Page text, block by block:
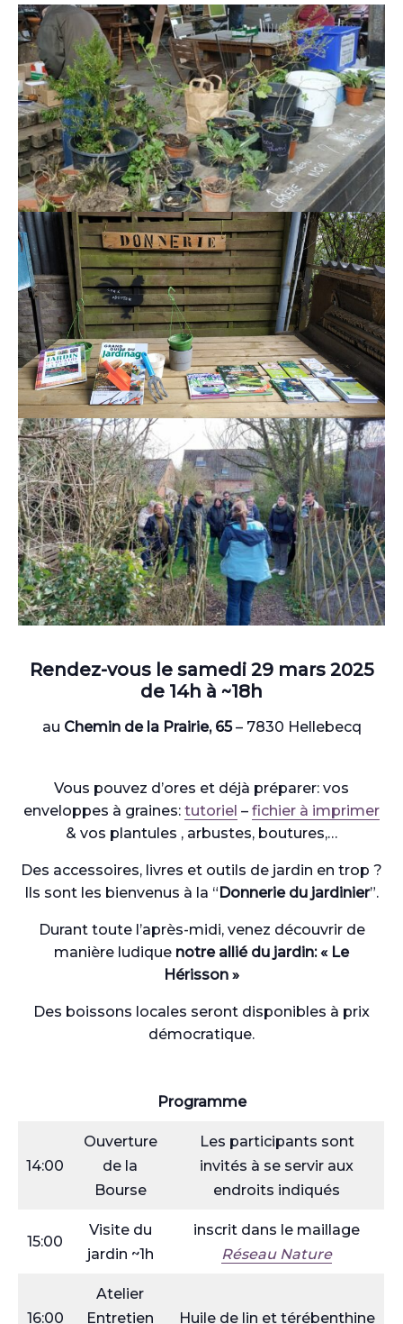
Rendez-vous le samedi 29 mars 2025
de 14h à ~18h
au Chemin de la Prairie, 65– 7830 Hellebecq
Vous pouvez d’ores et déjà préparer: vos
enveloppes à graines: tutoriel – fichier à imprimer
& vos plantules , arbustes, boutures,…
Des accessoires, livres et outils de jardin en trop ?
Ils sont les bienvenus à la “Donnerie du jardinier”.
Durant toute l’après-midi, venez découvrir de
manière ludique notre allié du jardin:« Le
Hérisson »
Des boissons locales seront disponibles à prix
démocratique.
Programme
14:00
Ouverture
de la
Bourse
Les participants sont
invités à se servir aux
endroits indiqués
15:00
Visite du
jardin ~1h
inscrit dans le maillage
Réseau Nature
16:00
Atelier
Entretien
Huile de lin et térébenthine